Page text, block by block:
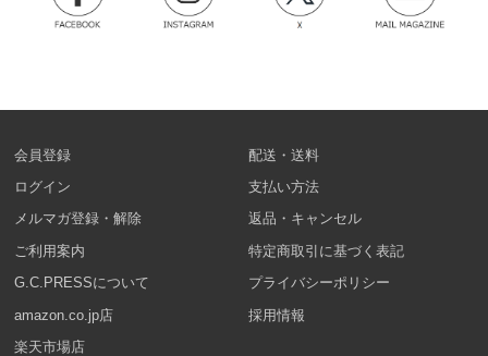
会員登録
ログイン
メルマガ登録・解除
ご利用案内
G.C.PRESSについて
amazon.co.jp店
楽天市場店
配送・送料
支払い方法
返品・キャンセル
特定商取引に基づく表記
プライバシーポリシー
採用情報